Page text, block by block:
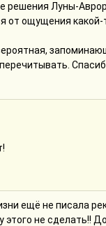
решения Луны-
от ощущения
ещё не писала
этого не сделать!!